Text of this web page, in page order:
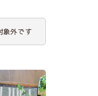
象外です